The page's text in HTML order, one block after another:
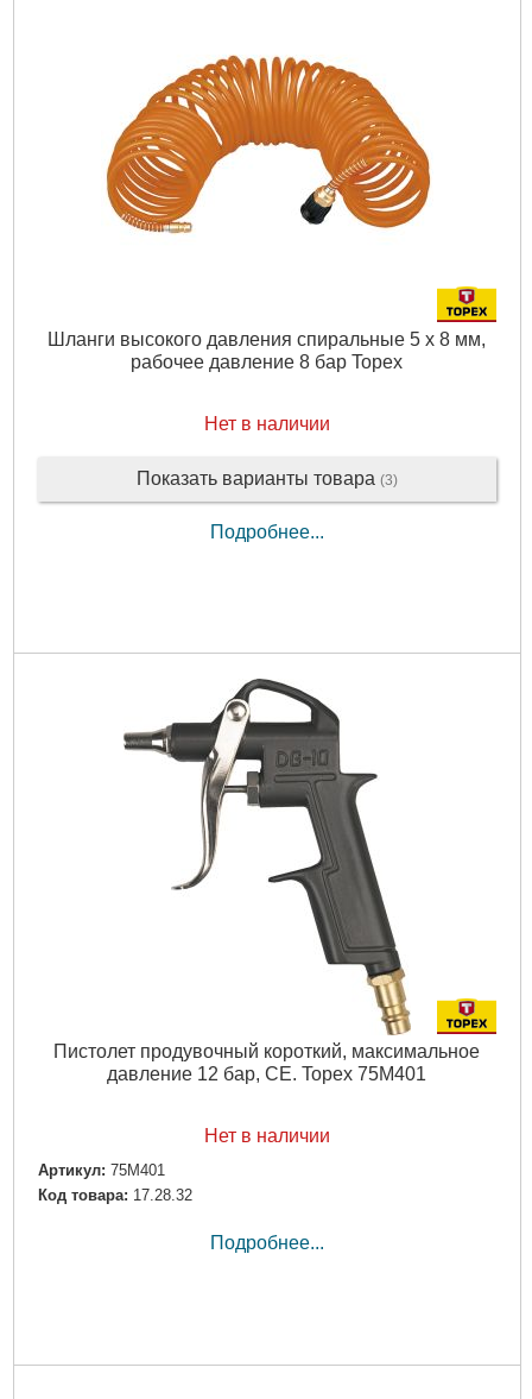
Шланги высокого давления спиральные 5 x 8 мм,
рабочее давление 8 бар Topex
Нет в наличии
Показать варианты товара (3)
Подробнее...
Пистолет продувочный короткий, максимальное
давление 12 бар, CE. Topex 75M401
Нет в наличии
Артикул: 75M401
Код товара: 17.28.32
Подробнее...